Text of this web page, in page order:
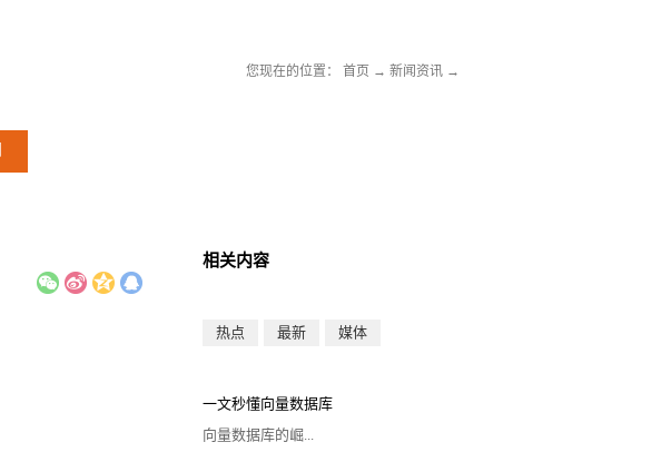
您现在的位置： 首页 → 新闻资讯 →
相关内容
热点 最新 媒体
一文秒懂向量数据库
向量数据库的崛...